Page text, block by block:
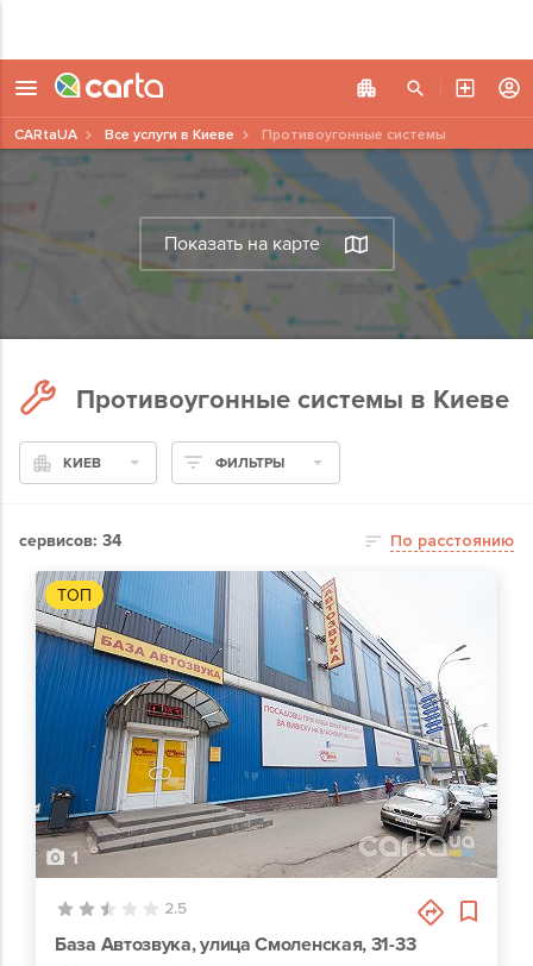
Показать на карте
CARtaUA Все услуги в Киеве Противоугонные системы
Противоугонные системы в Киеве
КИЕВ ФИЛЬТРЫ
сервисов: 34 По расстоянию
ТОП
1
2.5
База Автозвука, улица Смоленская, 31-33